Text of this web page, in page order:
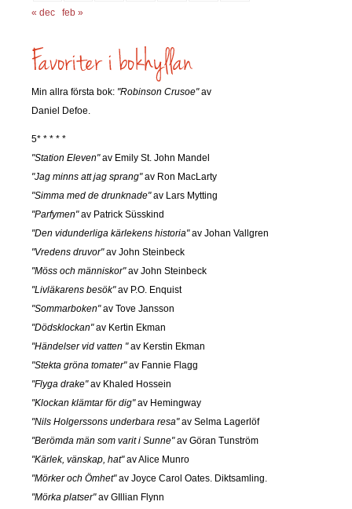
« dec
feb »
Min allra första bok: "Robinson Crusoe"av
Daniel Defoe.
5* * * * *
"Station Eleven"av Emily St. John Mandel
"Jag minns att jag sprang"av Ron MacLarty
"Simma med de drunknade"av Lars Mytting
"Parfymen"av Patrick Süsskind
"Den vidunderliga kärlekens historia"av Johan Vallgren
"Vredens druvor"av John Steinbeck
"Möss och människor"av John Steinbeck
"Livläkarens besök"av P.O. Enquist
"Sommarboken"av Tove Jansson
"Dödsklockan"av Kertin Ekman
"Händelser vid vatten "av Kerstin Ekman
"Stekta gröna tomater"av Fannie Flagg
"Flyga drake"av Khaled Hossein
"Klockan klämtar för dig"av Hemingway
"Nils Holgerssons underbara resa"av Selma Lagerlöf
"Berömda män som varit i Sunne"av Göran Tunström
"Kärlek, vänskap, hat"av Alice Munro
"Mörker och Ömhet"av Joyce Carol Oates. Diktsamling.
"Mörka platser"av GIllian Flynn